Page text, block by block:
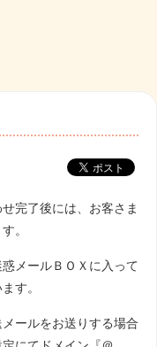
完了後には、お客さま
。
メールＢＯＸに入って
す。
ールをお送りする場合